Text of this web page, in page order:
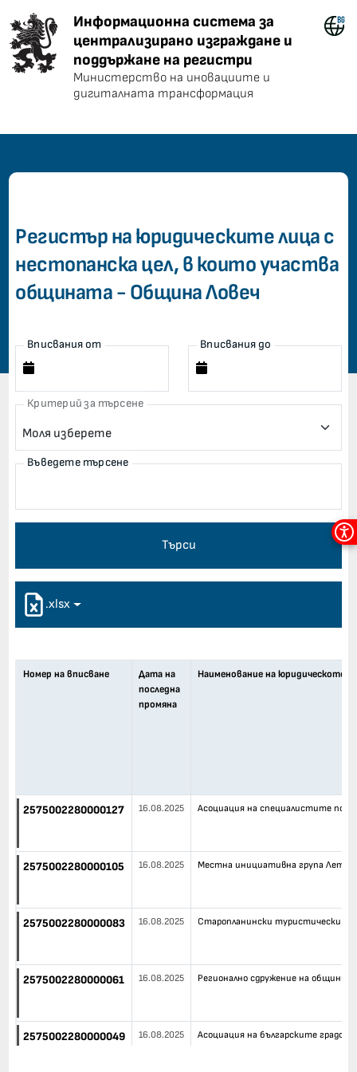
Информационна система за
Информационна система за
централизирано изграждане и
поддържане на регистри
Министерство на иновациите и
дигиталната трансформация
Регистър на юридическите лица с
нестопанска цел, в които участва
общината - Община Ловеч
Вписвания от Вписвания до
Критерий за търсене
Въведете търсене
Търси
.xlsx
Номер на вписване
Дата на
последна
промяна
Наименование на юридическото
2575002280000127 16.08.2025 Асоциация на специалистите по
2575002280000105 16.08.2025 Местна инициативна група
2575002280000083 16.08.2025 Старопланински туристически
2575002280000061 16.08.2025 Регионално сдружение на
2575002280000049 16.08.2025 Асоциация на българските градове